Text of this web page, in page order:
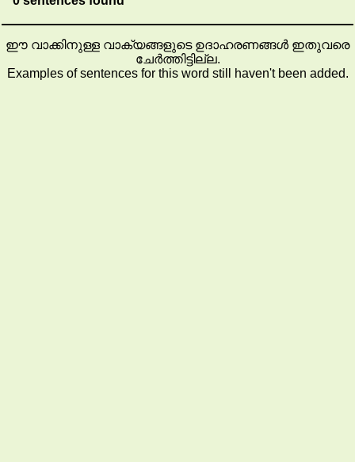
ഈ വാക്കിനുള്ള വാക്യങ്ങളുടെ ഉദാഹരണങ്ങൾ ഇതുവരെ
ചേർത്തിട്ടില്ല.
Examples of sentences for this word still haven't been added.